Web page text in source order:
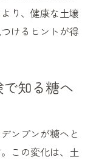
り、健康な土壌
けるヒントが得
知る糖へ
ンプンが糖へと
この変化は、土